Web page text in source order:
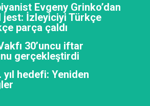
Evgeny Grinko’dan
jest: İzleyiciyi Türkçe
parça çaldı
30’uncu iftar
gerçekleştirdi
yıl hedefi: Yeniden